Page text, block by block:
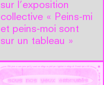
sur l’exposition
collective « Peins-mi
et peins-moi sont
sur un tableau »